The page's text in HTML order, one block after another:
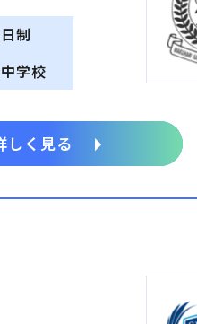
制
学校
しく見る